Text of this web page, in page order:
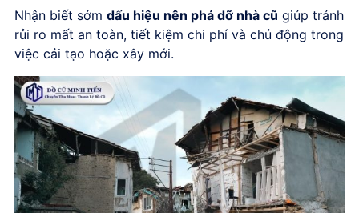
Nhận biết sớm dấu hiệu nên phá dỡ nhà cũ giúp tránh
rủi ro mất an toàn, tiết kiệm chi phí và chủ động trong
việc cải tạo hoặc xây mới.